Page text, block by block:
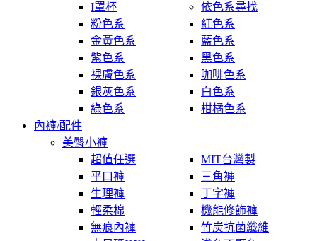
I罩杯
依色系尋找
粉色系
紅色系
金黃色系
藍色系
紫色系
黑色系
裸膚色系
咖啡色系
銀灰色系
白色系
綠色系
柑橘色系
內褲/配件
美臀小褲
超值任選
MIT台灣製
平口褲
三角褲
生理褲
丁字褲
輕柔棉
機能修飾褲
無痕內褲
竹炭抗菌纖維